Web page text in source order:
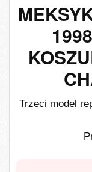
Trzeci model